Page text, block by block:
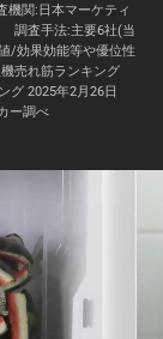
機関:日本マーケティ
調査手法:主要6社(当
/効果効能等や優位性
売れ筋ランキング
グ 2025年2月26日
ー調べ